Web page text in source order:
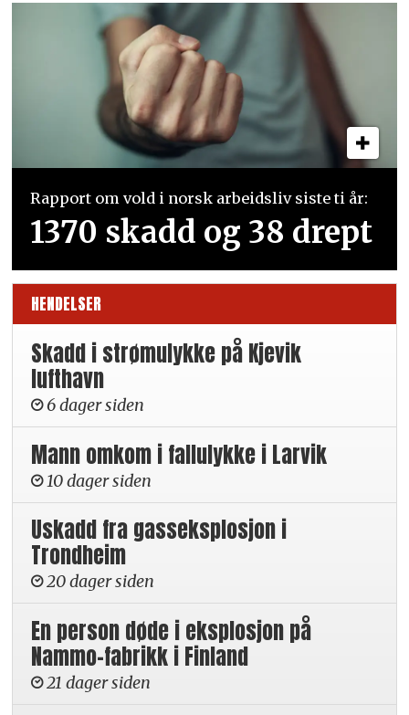
Rapport om vold i norsk arbeidsliv siste ti år:
1370 skadd og 38 drept
HENDELSER
Skadd i strømulykke på Kjevik
lufthavn
6 dager siden
Mann omkom i fallulykke i Larvik
10 dager siden
Uskadd fra gasseksplosjon i
Trondheim
20 dager siden
En person døde i eksplosjon på
Nammo-fabrikk i Finland
21 dager siden